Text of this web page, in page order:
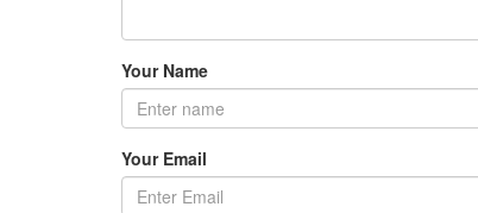
Your Name
Your Email